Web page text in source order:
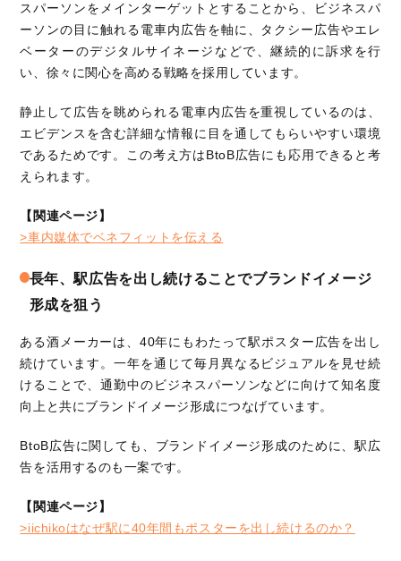
スパーソンをメインターゲットとすることから、ビジネスパ
ーソンの目に触れる電車内広告を軸に、タクシー広告やエレ
ベーターのデジタルサイネージなどで、継続的に訴求を行
い、徐々に関心を高める戦略を採用しています。
静止して広告を眺められる電車内広告を重視しているのは、
エビデンスを含む詳細な情報に目を通してもらいやすい環境
であるためです。この考え方はBtoB広告にも応用できると考
えられます。
【関連ページ】
>車内媒体でベネフィットを伝える
長年、駅広告を出し続けることでブランドイメージ
形成を狙う
ある酒メーカーは、40年にもわたって駅ポスター広告を出し
続けています。一年を通じて毎月異なるビジュアルを見せ続
けることで、通勤中のビジネスパーソンなどに向けて知名度
向上と共にブランドイメージ形成につなげています。
BtoB広告に関しても、ブランドイメージ形成のために、駅広
告を活用するのも一案です。
【関連ページ】
>iichikoはなぜ駅に40年間もポスターを出し続けるのか？